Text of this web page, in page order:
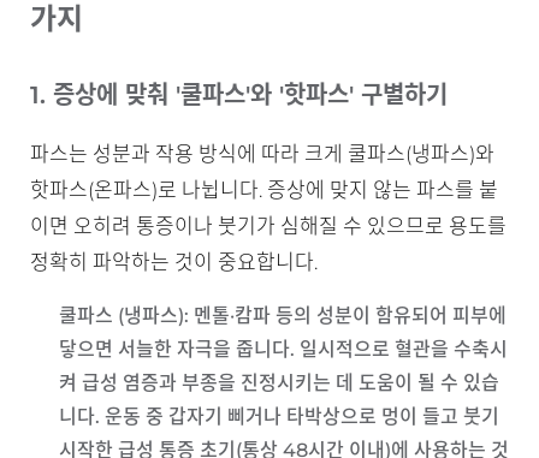
가지
1. 증상에 맞춰 '쿨파스'와 '핫파스' 구별하기
파스는 성분과 작용 방식에 따라 크게 쿨파스(냉파스)와
핫파스(온파스)로 나뉩니다. 증상에 맞지 않는 파스를 붙
이면 오히려 통증이나 붓기가 심해질 수 있으므로 용도를
정확히 파악하는 것이 중요합니다.
쿨파스 (냉파스): 멘톨·캄파 등의 성분이 함유되어 피부에
닿으면 서늘한 자극을 줍니다. 일시적으로 혈관을 수축시
켜 급성 염증과 부종을 진정시키는 데 도움이 될 수 있습
니다. 운동 중 갑자기 삐거나 타박상으로 멍이 들고 붓기
시작한 급성 통증 초기(통상 48시간 이내)에 사용하는 것